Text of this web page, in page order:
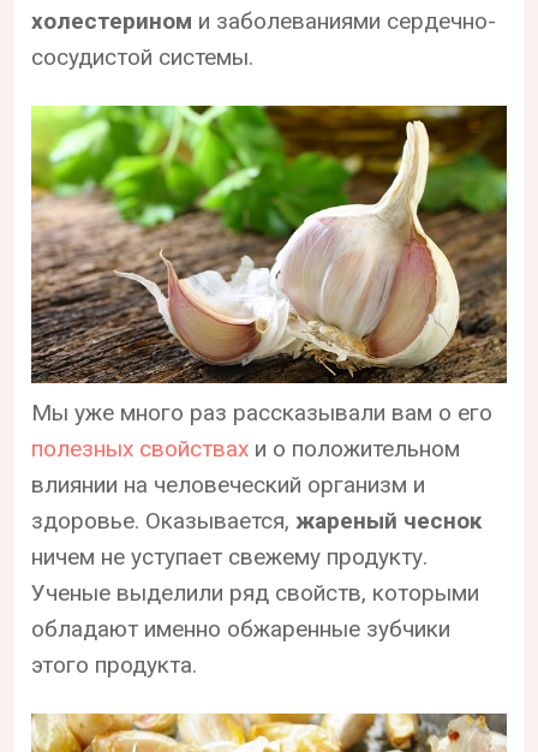
холестерином и заболеваниями сердечно-
сосудистой системы.
Мы уже много раз рассказывали вам о его
полезных свойствах и о положительном
влиянии на человеческий организм и
здоровье. Оказывается,жареный чеснок
ничем не уступает свежему продукту.
Ученые выделили ряд свойств, которыми
обладают именно обжаренные зубчики
этого продукта.